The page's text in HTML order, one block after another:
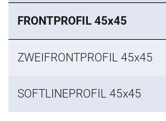
FRONTPROFIL 45x45
ZWEIFRONTPROFIL 45x45
SOFTLINEPROFIL 45x45